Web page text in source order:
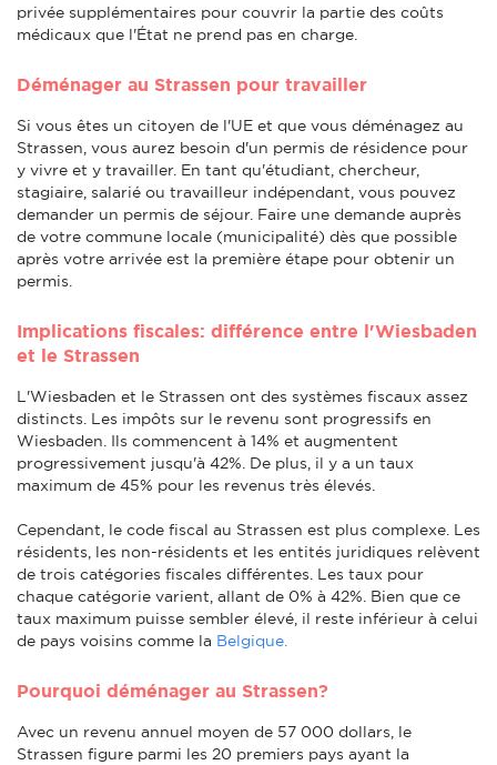
privée supplémentaires pour couvrir la partie des coûts
médicaux que l'État ne prend pas en charge.
Déménager au Strassen pour travailler
Si vous êtes un citoyen de l'UE et que vous déménagez au
Strassen, vous aurez besoin d'un permis de résidence pour
y vivre et y travailler. En tant qu'étudiant, chercheur,
stagiaire, salarié ou travailleur indépendant, vous pouvez
demander un permis de séjour. Faire une demande auprès
de votre commune locale (municipalité) dès que possible
après votre arrivée est la première étape pour obtenir un
permis.
Implications fiscales: différence entre l'Wiesbaden
et le Strassen
L'Wiesbaden et le Strassen ont des systèmes fiscaux assez
distincts. Les impôts sur le revenu sont progressifs en
Wiesbaden. Ils commencent à 14% et augmentent
progressivement jusqu'à 42%. De plus, il y a un taux
maximum de 45% pour les revenus très élevés.
Cependant, le code fiscal au Strassen est plus complexe. Les
résidents, les non-résidents et les entités juridiques relèvent
de trois catégories fiscales différentes. Les taux pour
chaque catégorie varient, allant de 0% à 42%. Bien que ce
taux maximum puisse sembler élevé, il reste inférieur à celui
de pays voisins comme la Belgique.
Pourquoi déménager au Strassen?
Avec un revenu annuel moyen de 57 000 dollars, le
Strassen figure parmi les 20 premiers pays ayant la